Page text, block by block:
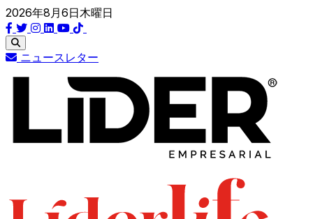
2026年8月6日木曜日
ニュースレター